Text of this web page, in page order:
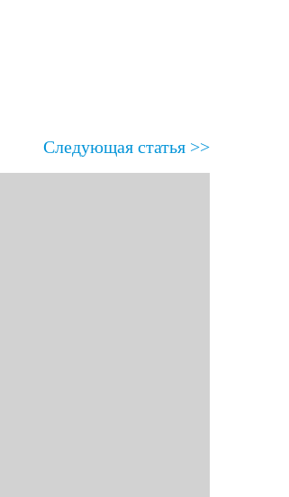
Следующая статья >>